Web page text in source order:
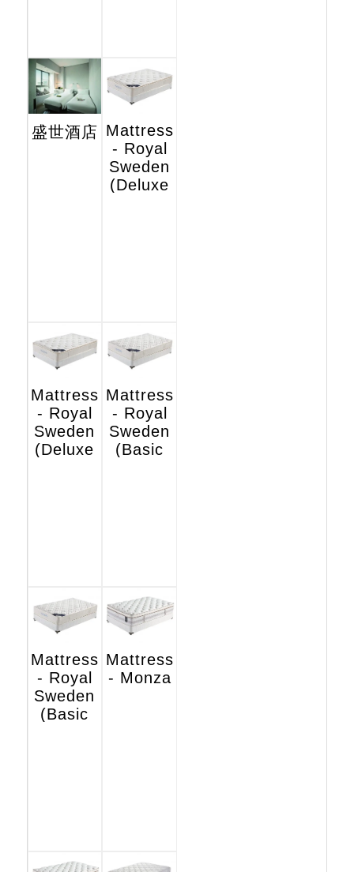
盛世酒店 Mattress
- Royal
Sweden
(Deluxe
Mattress
- Royal
Sweden
(Deluxe
Mattress
- Royal
Sweden
(Basic
Mattress
- Royal
Sweden
(Basic
Mattress
- Monza